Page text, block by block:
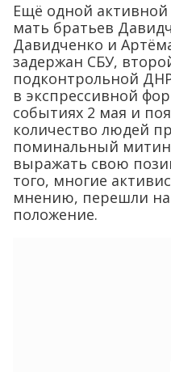
Ещё одной
мать братьев
Давидченко и
задержан СБУ,
подконтрольной
в экспрессивной
событиях 2 мая и
количество людей
поминальный
выражать свою
того, многие
мнению, перешли на
положение.